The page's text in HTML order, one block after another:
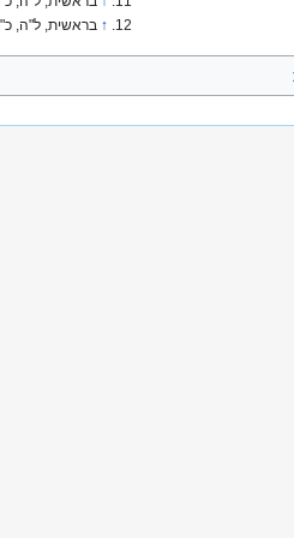
↑ בראשית, ל"ה,